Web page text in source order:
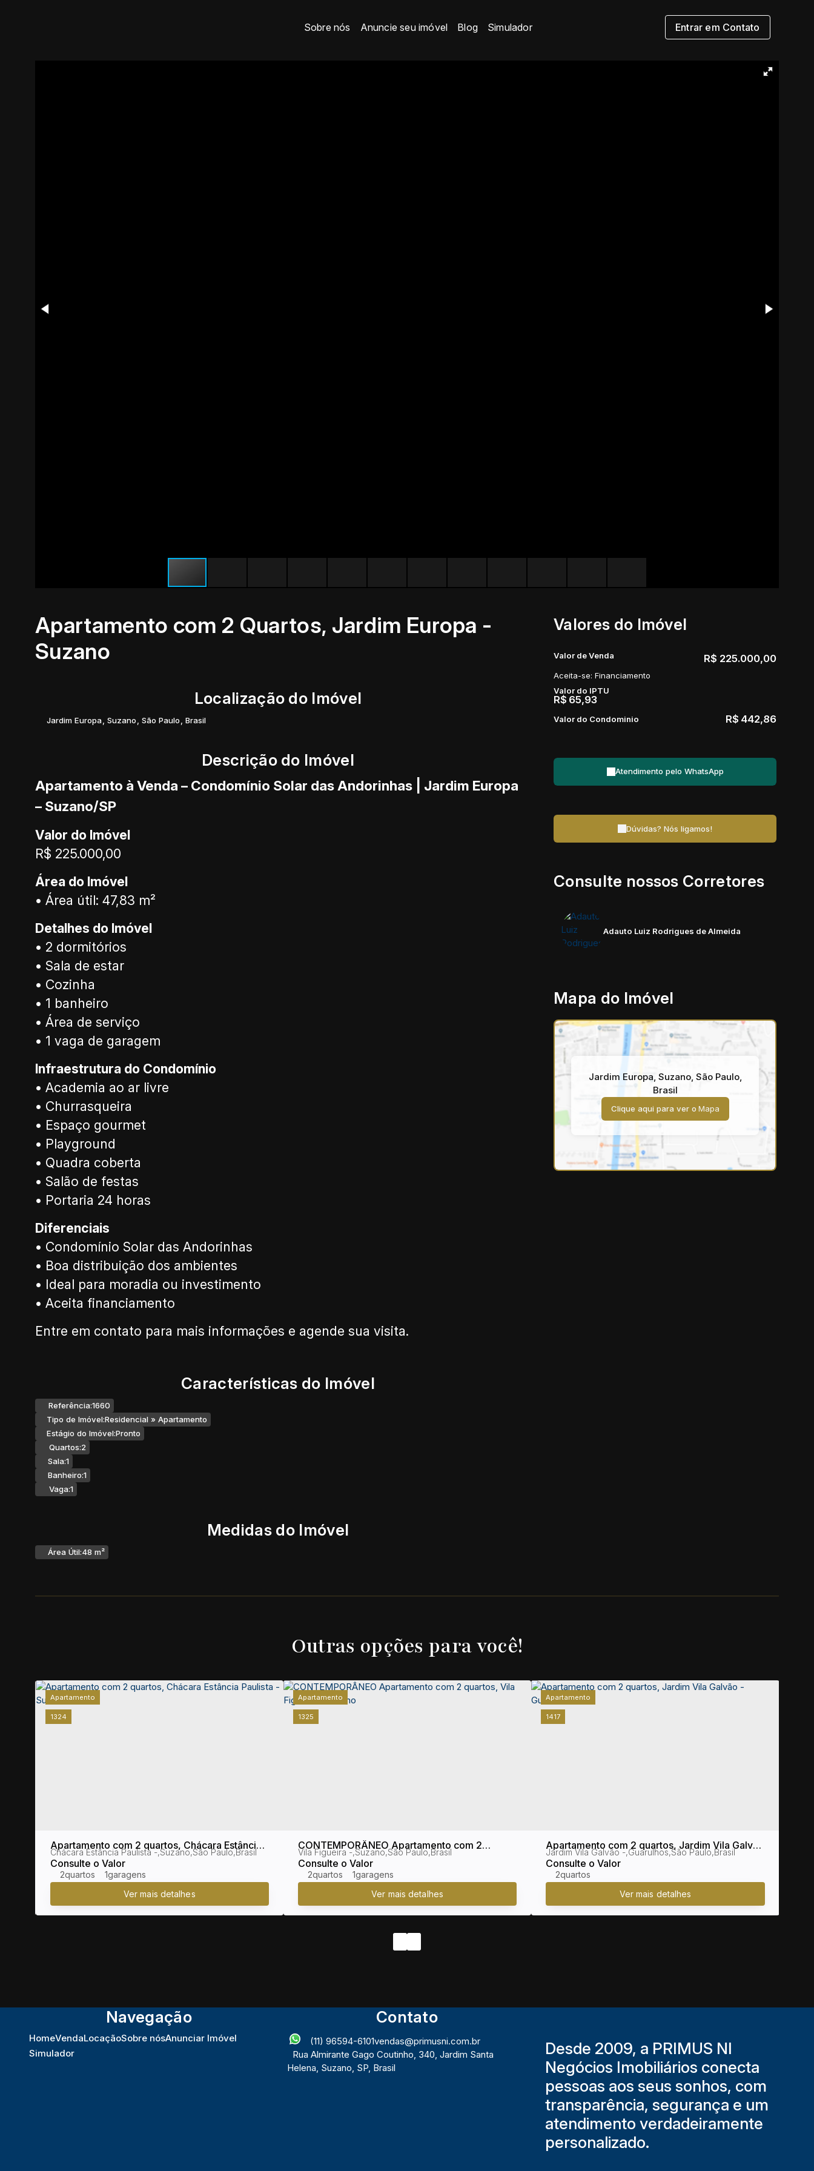
Entrar em Contato
Simulador
Blog
Anuncie seu imóvel
Sobre nós
Apartamento com 2 Quartos, Jardim Europa -
Suzano
Localização do Imóvel
Jardim Europa Suzano São Paulo Brasil
Descrição do Imóvel
Apartamento à Venda – Condomínio Solar das Andorinhas | Jardim Europa
– Suzano/SP
Valor do Imóvel
R$ 225.000,00
Área do Imóvel
• Área útil: 47,83 m²
Detalhes do Imóvel
• 2 dormitórios
• Sala de estar
• Cozinha
• 1 banheiro
• Área de serviço
• 1 vaga de garagem
Infraestrutura do Condomínio
• Academia ao ar livre
• Churrasqueira
• Espaço gourmet
• Playground
• Quadra coberta
• Salão de festas
• Portaria 24 horas
Diferenciais
• Condomínio Solar das Andorinhas
• Boa distribuição dos ambientes
• Ideal para moradia ou investimento
• Aceita financiamento
Entre em contato para mais informações e agende sua visita.
Características do Imóvel
Referência:1660
Tipo de Imóvel:Residencial » Apartamento
Estágio do Imóvel:Pronto
Quartos:2
Sala:1
Banheiro:1
Vaga:1
Medidas do Imóvel
Área Útil:48 m²
Valores do Imóvel
R$ 225.000,00
Valor de Venda
Aceita-se: Financiamento
Valor do IPTU
R$ 65,93
Valor do Condominio R$ 442,86
Atendimento pelo WhatsApp
Dúvidas? Nós ligamos!
Consulte nossos Corretores
Adauto Luiz Rodrigues de Almeida
Mapa do Imóvel
Jardim Europa Suzano, São Paulo,
Brasil
Clique aqui para ver o Mapa
Outras opções para você!
1324
Apartamento
Apartamento com 2 quartos, Chácara Estância
Paulista - Suzano
Consulte o Valor
Chácara Estância Paulista ,Suzano,São Paulo,Brasil
2 1
1325
Apartamento
CONTEMPORÂNEO Apartamento com 2
quartos, Vila Figueira - Suzano
Consulte o Valor
Vila Figueira ,Suzano,São Paulo,Brasil
2 1
1417
Apartamento
Apartamento com 2 quartos, Jardim Vila Galvão
- Guarulhos
Consulte o Valor
Jardim Vila Galvão ,Guarulhos,São Paulo,Brasil
2
Navegação
HomeVendaLocaçãoSobre nósAnunciar Imóvel
Simulador
Contato
(11) 96594-6101vendas@primusni.com.br
Rua Almirante Gago Coutinho 340 Jardim Santa
Helena Suzano SP Brasil
Desde 2009, a PRIMUS NI
Negócios Imobiliários conecta
pessoas aos seus sonhos, com
transparência, segurança e um
atendimento verdadeiramente
personalizado.